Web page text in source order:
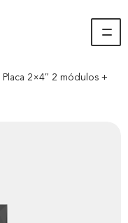
Placa 2×4″ 2 módulos +